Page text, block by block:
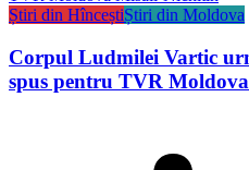
Știri din HînceștiȘtiri din Moldova
Corpul Ludmilei Vartic
spus pentru TVR